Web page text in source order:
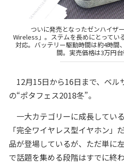
ついに発売となったゼンハイザ
Wireless」。ステムを長めにとってい
対応。バッテリー駆動時間は約4時間
間。実売価格は3万円台
12月15日から16日まで、ベル
の“ポタフェス2018冬”。
一大カテゴリーに成長してい
「完全ワイヤレス型イヤホン」
品が登場しているが、ただ単に
で話題を集める段階はすでに終